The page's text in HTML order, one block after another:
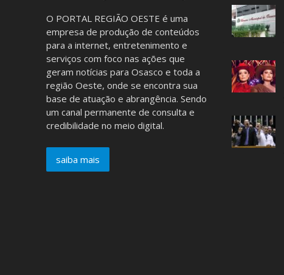
O PORTAL REGIÃO OESTE é uma
empresa de produção de conteúdos
para a internet, entretenimento e
serviços com foco nas ações que
geram notícias para Osasco e toda a
região Oeste, onde se encontra sua
base de atuação e abrangência. Sendo
um canal permanente de consulta e
credibilidade no meio digital.
saiba mais